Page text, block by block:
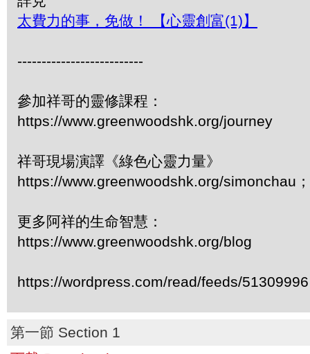
太費力的事，免做！ 【心靈創富(1)】
--------------------------
參加祥哥的靈修課程：
https://www.greenwoodshk.org/journey
祥哥現場演譯《綠色心靈力量》
https://www.greenwoodshk.org/simonchau
更多阿祥的生命智慧：
https://www.greenwoodshk.org/blog
https://wordpress.com/read/feeds/51309996
第一節 Section 1